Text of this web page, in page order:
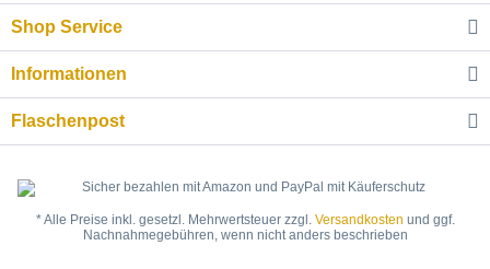
Shop Service
Informationen
Flaschenpost
* Alle Preise inkl. gesetzl. Mehrwertsteuer zzgl. Versandkosten und ggf.
Nachnahmegebühren, wenn nicht anders beschrieben